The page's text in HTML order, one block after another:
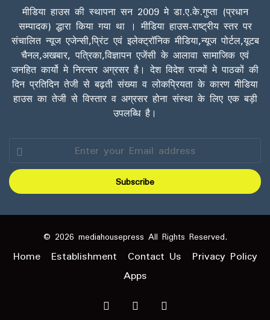
मीडिया हाउस की स्थापना सन 2009 मे डा.ए.के.गुप्ता (प्रधान
सम्पादक) द्धारा किया गया था । मीडिया हाउस-राष्ट्रीय स्तर पर
संचालित न्यूज एजेन्सी,प्रिंट एवं इलेक्ट्रॉनिक मीडिया,न्यूज पोर्टल,यूटब
चैनल,अखबार, पत्रिका,विज्ञापन एजेंसी के आलावा सामाजिक एवं
जनहित कार्यो मे निरन्तर अग्रसर है। देश विदेश राज्यों मे पाठकों की
दिन प्रतिदिन तेजी से बढ़ती संख्या व लोकप्रियता के कारण मीडिया
हाउस का तेजी से विस्तार व अग्रसर होना संस्था के लिए एक बड़ी
उपलब्धि है।
Enter
your
Email
address
© 2026 mediahousepress All Rights Reserved.
Home Establishment Contact Us Privacy Policy
Apps
Facebook